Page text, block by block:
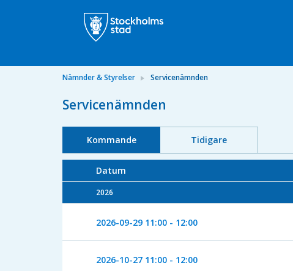
Nämnder & Styrelser Servicenämnden
Servicenämnden
Kommande Tidigare
Datum
2026
2026-09-29 11:00 - 12:00
2026-10-27 11:00 - 12:00